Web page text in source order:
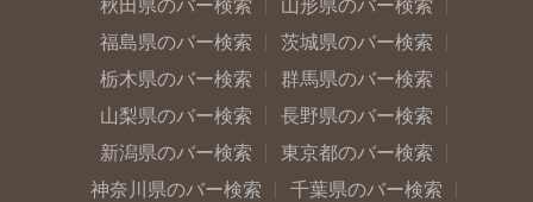
秋田県のバー検索
山形県のバー検索
福島県のバー検索
茨城県のバー検索
栃木県のバー検索
群馬県のバー検索
山梨県のバー検索
長野県のバー検索
新潟県のバー検索
東京都のバー検索
神奈川県のバー検索
千葉県のバー検索